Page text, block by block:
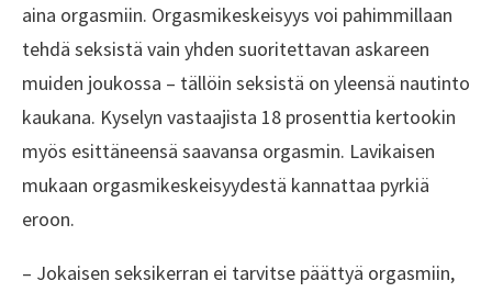
aina orgasmiin. Orgasmikeskeisyys voi pahimmillaan
tehdä seksistä vain yhden suoritettavan askareen
muiden joukossa – tällöin seksistä on yleensä nautinto
kaukana. Kyselyn vastaajista 18 prosenttia kertookin
myös esittäneensä saavansa orgasmin. Lavikaisen
mukaan orgasmikeskeisyydestä kannattaa pyrkiä
eroon.
– Jokaisen seksikerran ei tarvitse päättyä orgasmiin,